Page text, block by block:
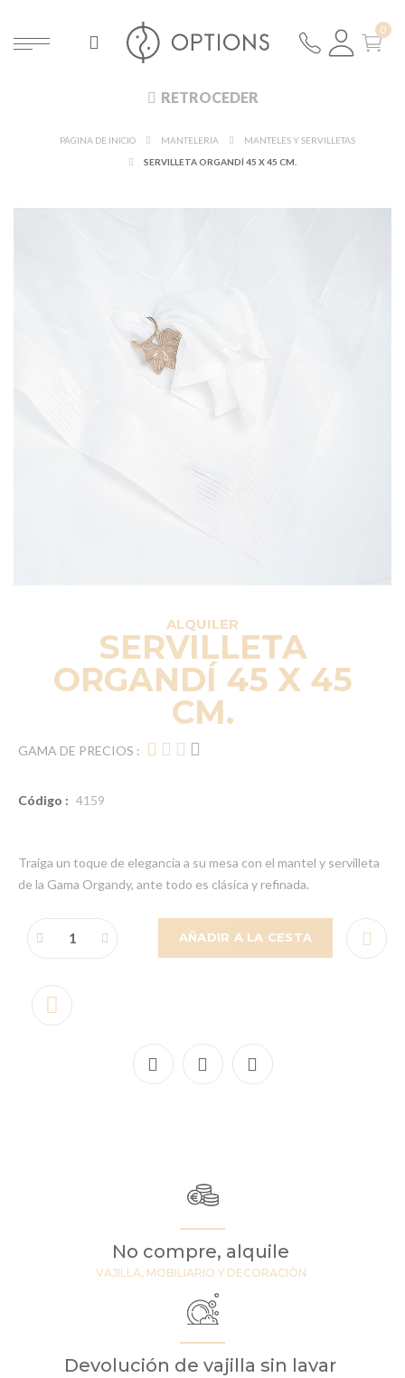
RETROCEDER
PÁGINA DE INICIO MANTELERÍA
MANTELES Y SERVILLETAS
SERVILLETA ORGANDÍ 45 X 45 CM.
ALQUILER
SERVILLETA
ORGANDÍ 45 X 45
CM.
GAMA DE PRECIOS :
Código : 4159
Traiga un toque de elegancia a su mesa con el mantel y servilleta
de la Gama Organdy, ante todo es clásica y refinada.
AÑADIR A LA CESTA
No compre, alquile
VAJILLA, MOBILIARIO Y DECORACIÓN
Devolución de vajilla sin lavar